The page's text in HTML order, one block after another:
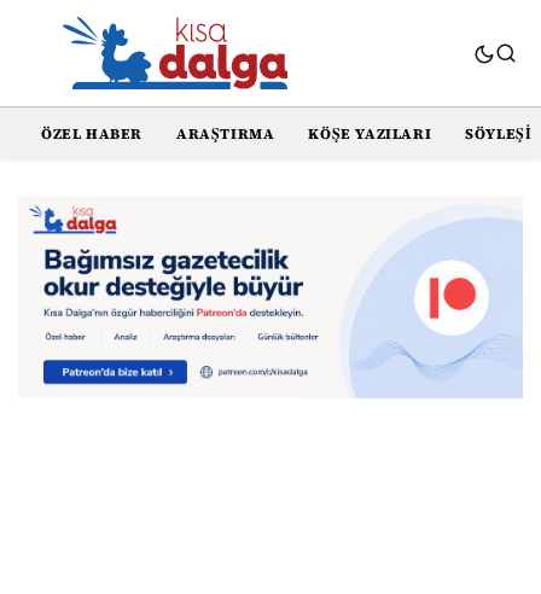
ÖZEL HABER ARAŞTIRMA KÖŞE YAZILARI SÖYLEŞI